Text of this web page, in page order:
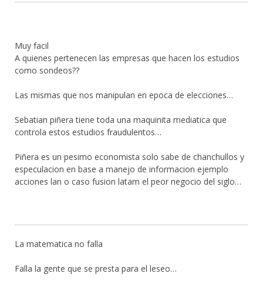
Muy facil
A quienes pertenecen las empresas que hacen los estudios
como sondeos??
Las mismas que nos manipulan en epoca de elecciones…
Sebatian piñera tiene toda una maquinita mediatica que
controla estos estudios fraudulentos…
Piñera es un pesimo economista solo sabe de chanchullos y
especulacion en base a manejo de informacion ejemplo
acciones lan o caso fusion latam el peor negocio del siglo…
La matematica no falla
Falla la gente que se presta para el leseo…